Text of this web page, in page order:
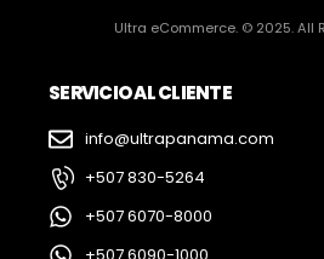
Ultra eCommerce. © 2025. All
SERVICIO AL CLIENTE
info@ultrapanama.com
+507 830-5264
+507 6070-8000